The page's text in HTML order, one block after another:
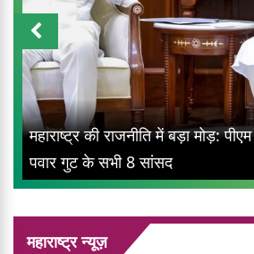
की राजनीति में बड़ा मोड़: पीएम मोदी से
के सभी 8 सांसद
महाराष्ट्र न्यूज़